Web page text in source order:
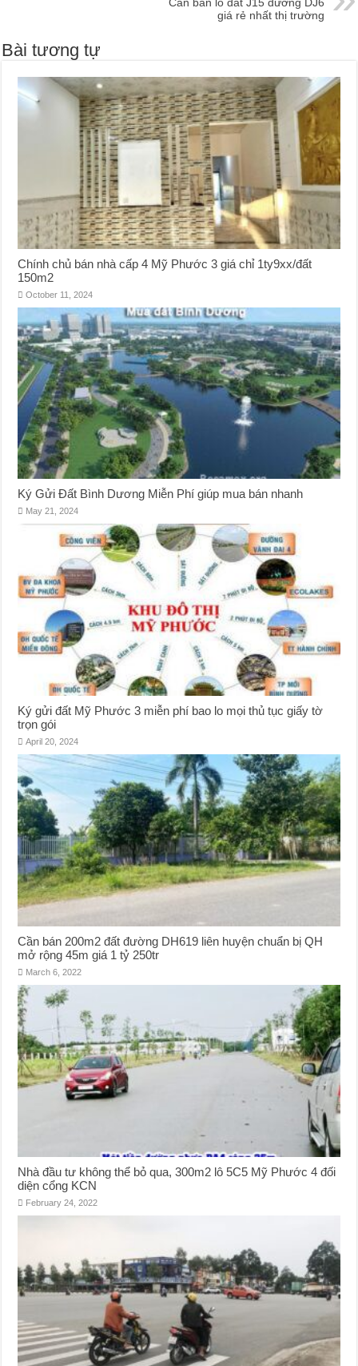
giá rẻ nhất thị trường
Bài tương tự
Chính chủ bán nhà cấp 4 Mỹ Phước 3 giá chỉ 1ty9xx/đất
150m2
October 11, 2024
Ký Gửi Đất Bình Dương Miễn Phí giúp mua bán nhanh
May 21, 2024
Ký gửi đất Mỹ Phước 3 miễn phí bao lo mọi thủ tục giấy tờ
trọn gói
April 20, 2024
Cần bán 200m2 đất đường DH619 liên huyện chuẩn bị QH
mở rộng 45m giá 1 tỷ 250tr
March 6, 2022
Nhà đầu tư không thể bỏ qua, 300m2 lô 5C5 Mỹ Phước 4 đối
diện cổng KCN
February 24, 2022